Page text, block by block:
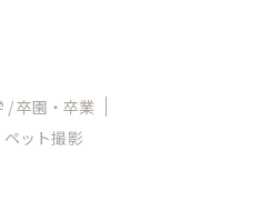
/ 卒園・卒業
ペット撮影